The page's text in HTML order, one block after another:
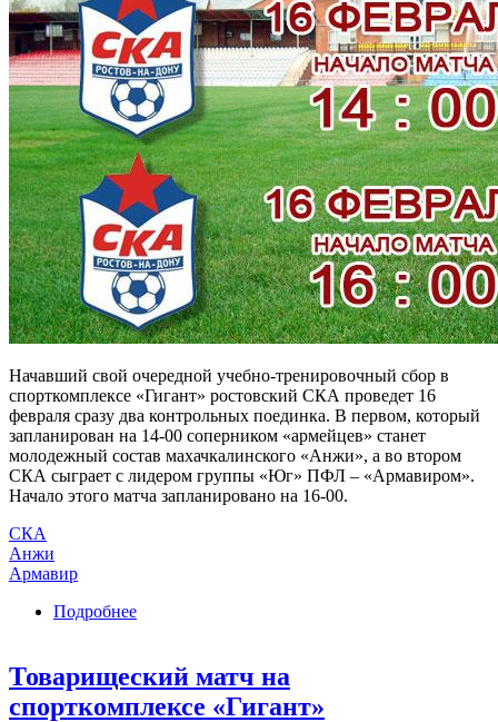
Начавший свой очередной учебно-тренировочный сбор в
спорткомплексе «Гигант» ростовский СКА проведет 16
февраля сразу два контрольных поединка. В первом, который
запланирован на 14-00 соперником «армейцев» станет
молодежный состав махачкалинского «Анжи», а во втором
СКА сыграет с лидером группы «Юг» ПФЛ – «Армавиром».
Начало этого матча запланировано на 16-00.
СКА
Анжи
Армавир
Подробнее
Товарищеский матч на
спорткомплексе «Гигант»